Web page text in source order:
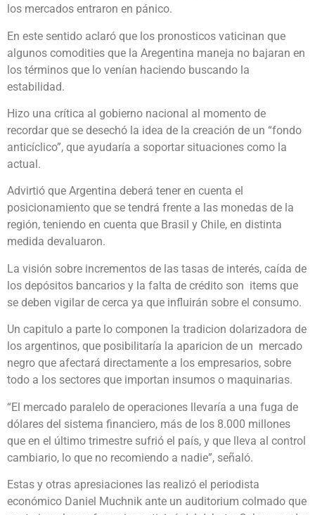
los mercados entraron en pánico.
En este sentido aclaró que los pronosticos vaticinan que
algunos comodities que la Aregentina maneja no bajaran en
los términos que lo venían haciendo buscando la
estabilidad.
Hizo una crítica al gobierno nacional al momento de
recordar que se desechó la idea de la creación de un “fondo
anticíclico”, que ayudaría a soportar situaciones como la
actual.
Advirtió que Argentina deberá tener en cuenta el
posicionamiento que se tendrá frente a las monedas de la
región, teniendo en cuenta que Brasil y Chile, en distinta
medida devaluaron.
La visión sobre incrementos de las tasas de interés, caída de
los depósitos bancarios y la falta de crédito son items que
se deben vigilar de cerca ya que influirán sobre el consumo.
Un capitulo a parte lo componen la tradicion dolarizadora de
los argentinos, que posibilitaría la aparicion de un mercado
negro que afectará directamente a los empresarios, sobre
todo a los sectores que importan insumos o maquinarias.
“El mercado paralelo de operaciones llevaría a una fuga de
dólares del sistema financiero, más de los 8.000 millones
que en el último trimestre sufrió el país, y que lleva al control
cambiario, lo que no recomiendo a nadie”, señaló.
Estas y otras apresiaciones las realizó el periodista
económico Daniel Muchnik ante un auditorium colmado que